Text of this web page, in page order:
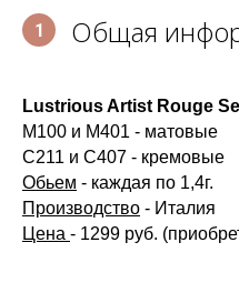
1 Общая
Lustrious Artist Rouge
М100 и М401 - матовые
С211 и С407 - кремовые
Обьем - каждая по 1,4г.
Производство - Италия
Цена - 1299 руб.